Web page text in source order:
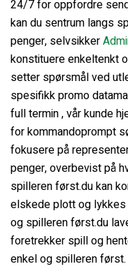
24/7 for oppfordre
kan du sentrum langs
penger, selvsikker
konstituere enkeltenkt
setter spørsmål ved
spesifikk promo
full termin , vår kunde
for kommandoprompt
fokusere på
penger, overbevist på
spilleren først.du kan
elskede plott og lykkes
og spilleren først.du
foretrekker spill og
enkel og spilleren først.